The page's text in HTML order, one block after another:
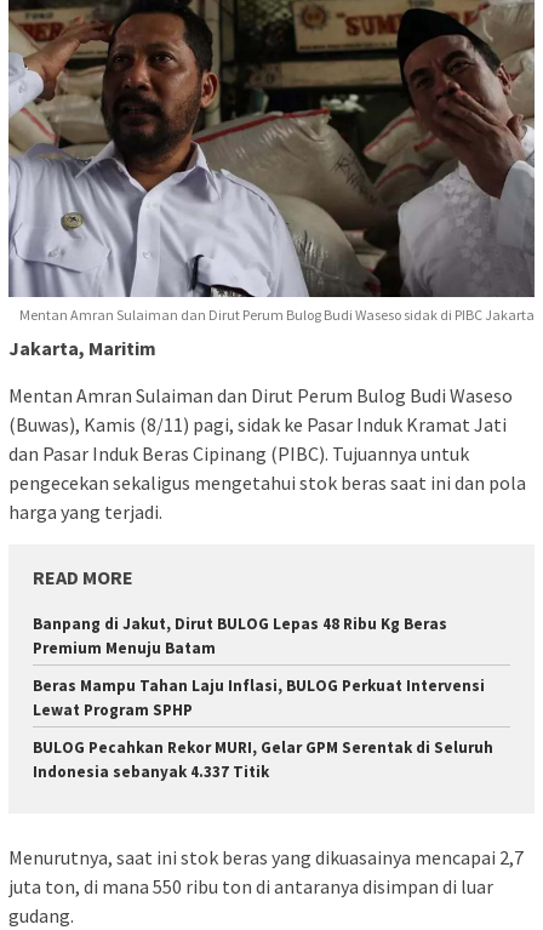
Mentan Amran Sulaiman dan Dirut Perum Bulog Budi Waseso sidak di PIBC Jakarta
Jakarta, Maritim
Mentan Amran Sulaiman dan Dirut Perum Bulog Budi Waseso
(Buwas), Kamis (8/11) pagi, sidak ke Pasar Induk Kramat Jati
dan Pasar Induk Beras Cipinang (PIBC). Tujuannya untuk
pengecekan sekaligus mengetahui stok beras saat ini dan pola
harga yang terjadi.
READ MORE
Banpang di Jakut, Dirut BULOG Lepas 48 Ribu Kg Beras
Premium Menuju Batam
Beras Mampu Tahan Laju Inflasi, BULOG Perkuat Intervensi
Lewat Program SPHP
BULOG Pecahkan Rekor MURI, Gelar GPM Serentak di Seluruh
Indonesia sebanyak 4.337 Titik
Menurutnya, saat ini stok beras yang dikuasainya mencapai 2,7
juta ton, di mana 550 ribu ton di antaranya disimpan di luar
gudang.